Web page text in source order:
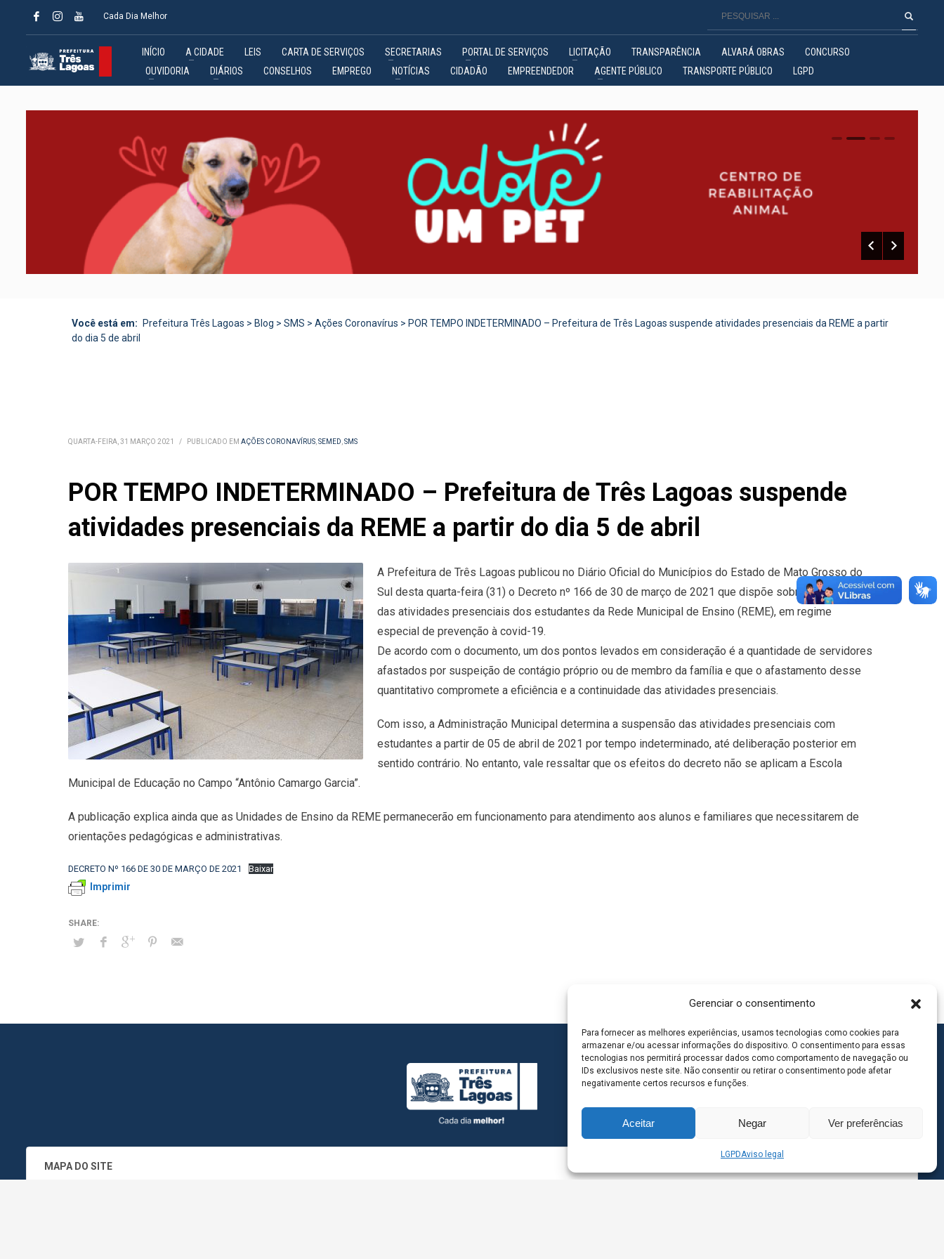
Gerenciar o consentimento
Para fornecer as melhores experiências, usamos tecnologias como cookies para
armazenar e/ou acessar informações do dispositivo. O consentimento para essas
tecnologias nos permitirá processar dados como comportamento de navegação ou
IDs exclusivos neste site. Não consentir ou retirar o consentimento pode afetar
negativamente certos recursos e funções.
Aceitar Negar Ver preferências
LGPDAviso legal
Cada Dia Melhor
INÍCIO A CIDADE LEIS CARTA DE SERVIÇOS SECRETARIAS PORTAL DE SERVIÇOS LICITAÇÃO TRANSPARÊNCIA ALVARÁ OBRAS
CONCURSO
OUVIDORIA
DIÁRIOS CONSELHOS EMPREGO NOTÍCIAS CIDADÃO EMPREENDEDOR AGENTE PÚBLICO TRANSPORTE PÚBLICO LGPD
0 1 2
Você está em: Prefeitura Três Lagoas > Blog > SMS > Ações Coronavírus > POR TEMPO INDETERMINADO – Prefeitura de Três Lagoas suspende atividades presenciais da REME a partir
do dia 5 de abril
QUARTA-FEIRA, 31 MARÇO 2021 / PUBLICADO EM AÇÕES CORONAVÍRUS,SEMED,SMS
POR TEMPO INDETERMINADO – Prefeitura de Três Lagoas suspende
atividades presenciais da REME a partir do dia 5 de abril
A Prefeitura de Três Lagoas publicou no Diário Oficial do Municípios do Estado de Mato Grosso do
Sul desta quarta-feira (31) o Decreto nº 166 de 30 de março de 2021 que dispõe sobre a suspensão
das atividades presenciais dos estudantes da Rede Municipal de Ensino (REME), em regime
especial de prevenção à covid-19.
De acordo com o documento, um dos pontos levados em consideração é a quantidade de servidores
afastados por suspeição de contágio próprio ou de membro da família e que o afastamento desse
quantitativo compromete a eficiência e a continuidade das atividades presenciais.
Com isso, a Administração Municipal determina a suspensão das atividades presenciais com
estudantes a partir de 05 de abril de 2021 por tempo indeterminado, até deliberação posterior em
sentido contrário. No entanto, vale ressaltar que os efeitos do decreto não se aplicam a Escola
Municipal de Educação no Campo “Antônio Camargo Garcia”.
A publicação explica ainda que as Unidades de Ensino da REME permanecerão em funcionamento para atendimento aos alunos e familiares que necessitarem de
orientações pedagógicas e administrativas.
DECRETO Nº 166 DE 30 DE MARÇO DE 2021 Baixar
Imprimir
MAPA DO SITE